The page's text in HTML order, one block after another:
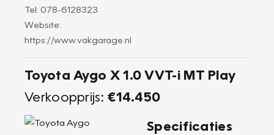
Tel: 078-6128323
Website:
https://www.vakgarage.nl
Toyota Aygo X 1.0 VVT-i MT Play
Verkoopprijs: €14.450
Specificaties